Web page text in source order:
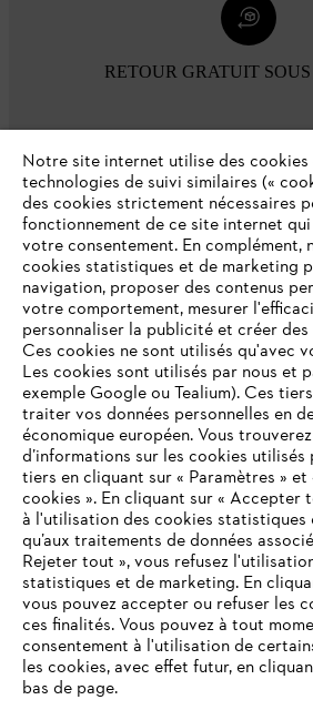
RETOUR GRATUIT SOUS
L'Entreprise
Questions / Réponses
Service
Conditions Générales de Vente
VOTRE NAVIGATEUR
N'EST PLUS PRIS EN
Vous utilisez un navigateur Internet que
en charge, et certaines fonctionnalités de
peuvent fonctionner correctement. Pour
Notre site internet utilise des cookies
technologies de suivi similaires («
des cookies strictement nécessaires
fonctionnement de ce site internet
votre consentement. En complément,
cookies statistiques et de marketing
navigation, proposer des contenus
votre comportement, mesurer
personnaliser la publicité et créer
Ces cookies ne sont utilisés qu'avec
Les cookies sont utilisés par nous et
exemple Google ou Tealium). Ces
traiter vos données personnelles en
économique européen. Vous
d’informations sur les cookies utilisés
tiers en cliquant sur « Paramètres » et
cookies ». En cliquant sur « Accepter
à l'utilisation des cookies statistiques
qu’aux traitements de données
Rejeter tout », vous refusez
statistiques et de marketing. En
vous pouvez accepter ou refuser les
ces finalités. Vous pouvez à tout
consentement à l'utilisation de
les cookies, avec effet futur, en
bas de page.